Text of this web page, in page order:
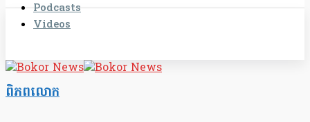
Podcasts
Videos
ពិភពលោក